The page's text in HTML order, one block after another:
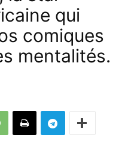
qui
comiques
mentalités.